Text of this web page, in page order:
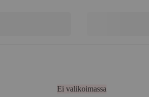
Ei valikoimassa